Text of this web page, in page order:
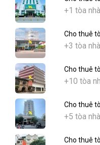
+1 tòa nhà
Cho thuê
+3 tòa nhà
Cho thuê
+10 tòa
Cho thuê
+5 tòa nhà
Cho thuê